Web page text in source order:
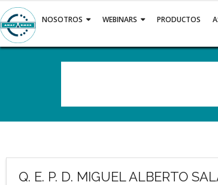
Saltar
al
contenido
NOSOTROS WEBINARS PRODUCTOS
Q. E. P. D. MIGUEL ALBERTO